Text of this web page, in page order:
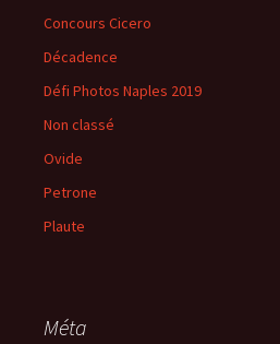
Concours Cicero
Décadence
Défi Photos Naples 2019
Non classé
Ovide
Petrone
Plaute
Méta